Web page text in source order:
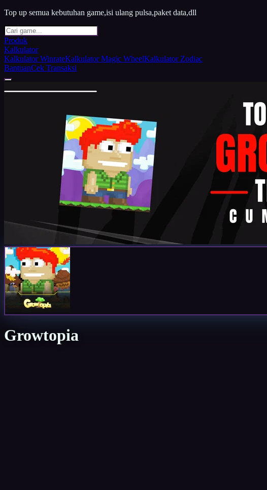
Top up semua kebutuhan game,isi ulang pulsa,paket data,dll
Produk
Kalkulator
Kalkulator WinrateKalkulator Magic WheelKalkulator Zodiac
BantuanCek Transaksi
Growtopia